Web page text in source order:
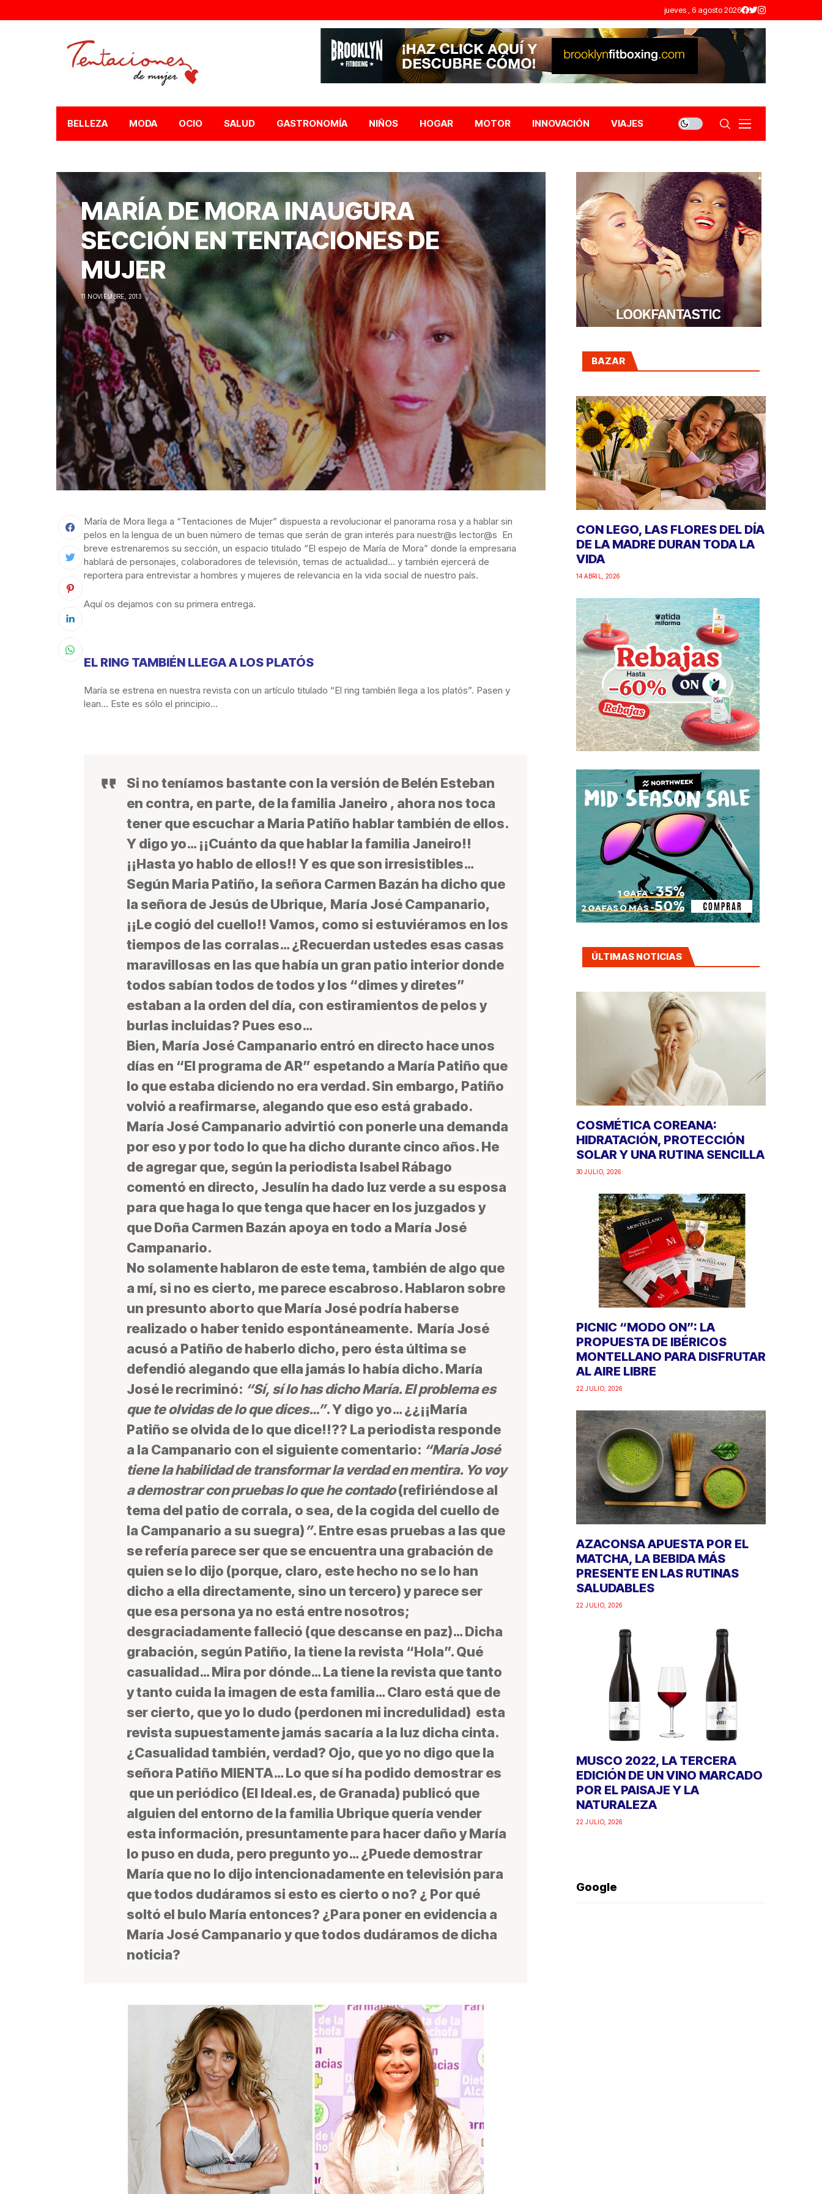
jueves , 6 agosto 2026
BELLEZA MODA OCIO SALUD GASTRONOMÍA NIÑOS HOGAR MOTOR INNOVACIÓN VIAJES
MARÍA DE MORA INAUGURA
SECCIÓN EN TENTACIONES DE
MUJER
11 NOVIEMBRE, 2013
María de Mora llega a “Tentaciones de Mujer” dispuesta a revolucionar el panorama rosa y a hablar sin
pelos en la lengua de un buen número de temas que serán de gran interés para nuestr@s lector@s En
breve estrenaremos su sección, un espacio titulado “El espejo de María de Mora” donde la empresaria
hablará de personajes, colaboradores de televisión, temas de actualidad… y también ejercerá de
reportera para entrevistar a hombres y mujeres de relevancia en la vida social de nuestro país.
Aquí os dejamos con su primera entrega.
EL RING TAMBIÉN LLEGA A LOS PLATÓS
María se estrena en nuestra revista con un artículo titulado “El ring también llega a los platós”. Pasen y
lean… Este es sólo el principio…
Si no teníamos bastante con la versión de Belén Esteban
en contra, en parte, de la familia Janeiro , ahora nos toca
tener que escuchar a Maria Patiño hablar también de ellos.
Y digo yo… ¡¡Cuánto da que hablar la familia Janeiro!!
¡¡Hasta yo hablo de ellos!! Y es que son irresistibles…
Según Maria Patiño, la señora Carmen Bazán ha dicho que
la señora de Jesús de Ubrique, María José Campanario,
¡¡Le cogió del cuello!! Vamos, como si estuviéramos en los
tiempos de las corralas… ¿Recuerdan ustedes esas casas
maravillosas en las que había un gran patio interior donde
todos sabían todos de todos y los “dimes y diretes”
estaban a la orden del día, con estiramientos de pelos y
burlas incluidas? Pues eso…
Bien, María José Campanario entró en directo hace unos
días en “El programa de AR” espetando a María Patiño que
lo que estaba diciendo no era verdad. Sin embargo, Patiño
volvió a reafirmarse, alegando que eso está grabado.
María José Campanario advirtió con ponerle una demanda
por eso y por todo lo que ha dicho durante cinco años. He
de agregar que, según la periodista Isabel Rábago
comentó en directo, Jesulín ha dado luz verde a su esposa
para que haga lo que tenga que hacer en los juzgados y
que Doña Carmen Bazán apoya en todo a María José
Campanario.
No solamente hablaron de este tema, también de algo que
a mí, si no es cierto, me parece escabroso. Hablaron sobre
un presunto aborto que María José podría haberse
realizado o haber tenido espontáneamente. María José
acusó a Patiño de haberlo dicho, pero ésta última se
defendió alegando que ella jamás lo había dicho. María
José le recriminó: “Sí, sí lo has dicho María. El problema es
que te olvidas de lo que dices…”. Y digo yo… ¿¿¡¡María
Patiño se olvida de lo que dice!!?? La periodista responde
a la Campanario con el siguiente comentario: “María José
tiene la habilidad de transformar la verdad en mentira. Yo voy
a demostrar con pruebas lo que he contado(refiriéndose al
tema del patio de corrala, o sea, de la cogida del cuello de
la Campanario a su suegra)”. Entre esas pruebas a las que
se refería parece ser que se encuentra una grabación de
quien se lo dijo (porque, claro, este hecho no se lo han
dicho a ella directamente, sino un tercero) y parece ser
que esa persona ya no está entre nosotros;
desgraciadamente falleció (que descanse en paz)… Dicha
grabación, según Patiño, la tiene la revista “Hola”. Qué
casualidad… Mira por dónde… La tiene la revista que tanto
y tanto cuida la imagen de esta familia… Claro está que de
ser cierto, que yo lo dudo (perdonen mi incredulidad) esta
revista supuestamente jamás sacaría a la luz dicha cinta.
¿Casualidad también, verdad? Ojo, que yo no digo que la
señora Patiño MIENTA… Lo que sí ha podido demostrar es
que un periódico (El Ideal.es, de Granada) publicó que
alguien del entorno de la familia Ubrique quería vender
esta información, presuntamente para hacer daño y María
lo puso en duda, pero pregunto yo… ¿Puede demostrar
María que no lo dijo intencionadamente en televisión para
que todos dudáramos si esto es cierto o no? ¿ Por qué
soltó el bulo María entonces? ¿Para poner en evidencia a
María José Campanario y que todos dudáramos de dicha
noticia?
BAZAR
CON LEGO, LAS FLORES DEL DÍA
DE LA MADRE DURAN TODA LA
VIDA
14 ABRIL, 2026
ÚLTIMAS NOTICIAS
COSMÉTICA COREANA:
HIDRATACIÓN, PROTECCIÓN
SOLAR Y UNA RUTINA SENCILLA
30 JULIO, 2026
PICNIC “MODO ON”: LA
PROPUESTA DE IBÉRICOS
MONTELLANO PARA DISFRUTAR
AL AIRE LIBRE
22 JULIO, 2026
AZACONSA APUESTA POR EL
MATCHA, LA BEBIDA MÁS
PRESENTE EN LAS RUTINAS
SALUDABLES
22 JULIO, 2026
MUSCO 2022, LA TERCERA
EDICIÓN DE UN VINO MARCADO
POR EL PAISAJE Y LA
NATURALEZA
22 JULIO, 2026
Google